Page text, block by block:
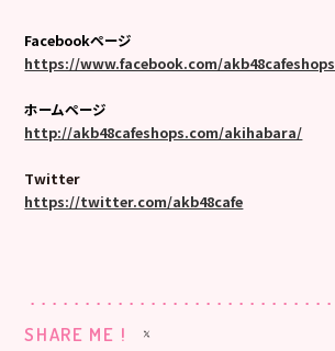
Facebookページ
https://www.facebook.com/akb48cafeshops
ホームページ
http://akb48cafeshops.com/akihabara/
Twitter
https://twitter.com/akb48cafe
SHARE ME !